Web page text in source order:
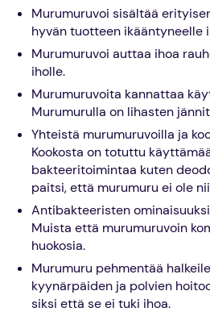
Murumuruvoi sisältää
hyvän tuotteen ikääntyneelle
Murumuruvoi auttaa ihoa
iholle.
Murumuruvoita kannattaa
Murumurulla on lihasten
Yhteistä murumuruvoilla ja
Kookosta on totuttu
bakteeritoimintaa kuten
paitsi, että murumuru ei ole
Antibakteeristen
Muista että murumuruvoin
huokosia.
Murumuru pehmentää
kyynärpäiden ja polvien
siksi että se ei tuki ihoa.